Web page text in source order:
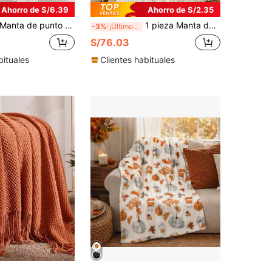
Ahorro de S/6.39
de punto decorativa con flecos, manta tejida suave y ligera para sofá, cama y viajes, color caqui y crema, decoración del hogar
Ahorro de S/2.35
-3% ¡Últimos 3 días 1 pieza Manta de cama de punto con patrón de diamante de unicolor, manta de sofá rectangular de estilo nórdico minimalista de acrílico, funda de sofá, manta de ocio para dormitorio, manta de punto tejida
S/76.03
Clientes habituales